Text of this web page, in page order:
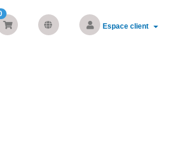
Espace client